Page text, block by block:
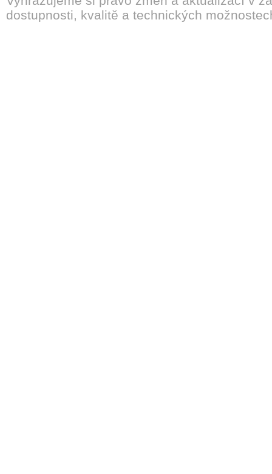
dostupnosti, kvalitě a technických